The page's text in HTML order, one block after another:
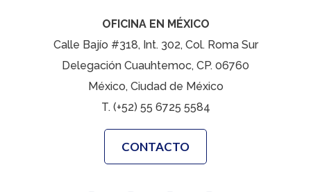
OFICINA EN MÉXICO
Calle Bajío #318, Int. 302, Col. Roma Sur
Delegación Cuauhtemoc, CP. 06760
México, Ciudad de México
T. (+52) 55 6725 5584
CONTACTO